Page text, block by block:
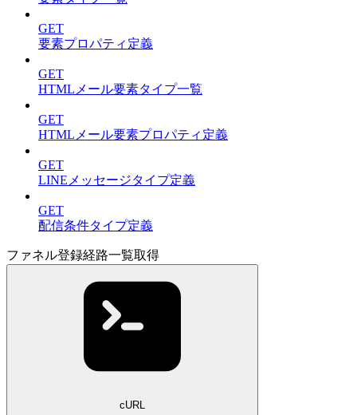
GET
要素プロパティ定義
GET
HTMLメール要素タイプ一覧
GET
HTMLメール要素プロパティ定義
GET
LINEメッセージタイプ定義
GET
配信条件タイプ定義
ファネル登録経路一覧取得
cURL